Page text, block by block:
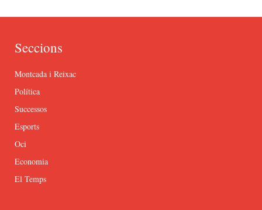
Seccions
Montcada i Reixac
Política
Successos
Esports
Oci
Economia
El Temps